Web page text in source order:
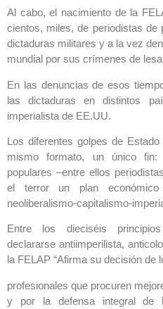
Al cabo, el nacimiento de la
cientos, miles, de periodistas de
dictaduras militares y a la vez
mundial por sus crímenes de
En las denuncias de esos
las dictaduras en distintos
imperialista de EE.UU.
Los diferentes golpes de
mismo formato, un único fin:
populares –entre ellos
el terror un plan
neoliberalismo-capitalismo-
Entre los dieciséis
declararse antiimperilista,
la FELAP “Afirma su decisión de
profesionales que procuren
y por la defensa integral de